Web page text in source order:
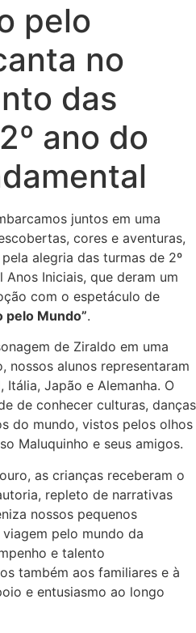
pelo
no
das
ano do
juntos em uma
cores e aventuras,
alegria das turmas de 2º
Anos Iniciais, que deram um
com o espetáculo de
pelo Mundo”.
de Ziraldo em uma
nossos alunos representaram
Itália, Japão e Alemanha. O
de conhecer culturas, danças
do mundo, vistos pelos olhos
Maluquinho e seus amigos.
as crianças receberam o
repleto de narrativas
nossos pequenos
pelo mundo da
e talento
também aos familiares e à
e entusiasmo ao longo